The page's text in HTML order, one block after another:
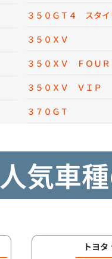
３５０ＧＴ４ スタイ
３５０ＸＶ
３５０ＸＶ ＦＯＵＲ
３５０ＸＶ ＶＩＰ
３７０ＧＴ
人気車
トヨ